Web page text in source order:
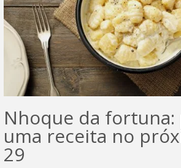
Nhoque da
uma receita no
29